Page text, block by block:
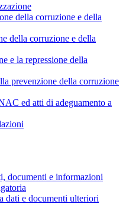
della corruzione e della
della corruzione e della
e la repressione della
prevenzione della corruzione
ed atti di adeguamento a
documenti e informazioni
dati e documenti ulteriori